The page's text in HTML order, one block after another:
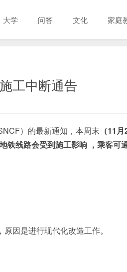
大学 问答 文化 家庭
工中断通告
）的最新通知，本周末 （11
铁线路会受到施工影响 ，乘客可
因是进行现代化改造工作。